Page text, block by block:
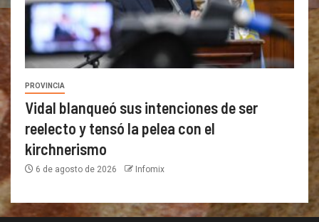
PROVINCIA
Vidal blanqueó sus intenciones de ser
reelecto y tensó la pelea con el
kirchnerismo
6 de agosto de 2026 Infomix